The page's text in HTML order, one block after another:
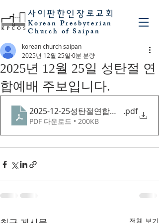
사이판 한인장로교회
Korean Presbyterian
Church of Saipan
2025년 12월 25일 성탄절 연
합예배 주보입니다.
korean church saipan
2025년 12월 25일 0분 분량
2025-12-25성탄절연합예배.pdf
PDF 다운로드 • 200KB
전체 보기